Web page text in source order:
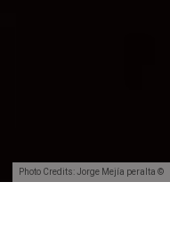
Photo Credits: Jorge Mejía peralta ©